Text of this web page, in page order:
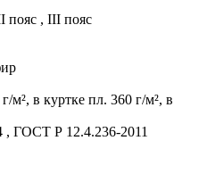
пояс , III пояс
м², в куртке пл. 360 г/м², в
, ГОСТ Р 12.4.236-2011